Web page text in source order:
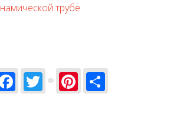
трубе.
Facebook
TwitterPinterest